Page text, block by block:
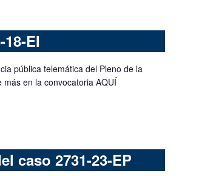
EI
pública telemática del Pleno de la
en la convocatoria AQUÍ
caso 2731-23-EP